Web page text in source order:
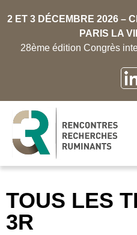
2 ET 3 DÉCEMBRE 2026 –
PARIS LA
28ème édition Congrès
TOUS LES
3R